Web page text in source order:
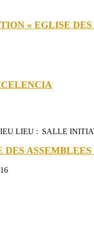
« EGLISE
LIEU : SALLE